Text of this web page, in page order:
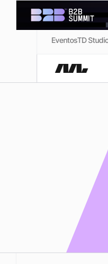
EventosTD